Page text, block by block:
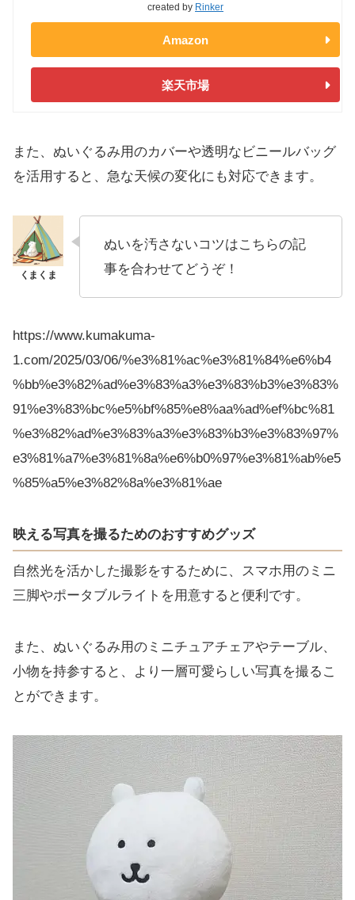
created by Rinker
Amazon
楽天市場
また、ぬいぐるみ用のカバーや透明なビニールバッグ
を活用すると、急な天候の変化にも対応できます。
ぬいを汚さないコツはこちらの記
事を合わせてどうぞ！
https://www.kumakuma-
1.com/2025/03/06/%e3%81%ac%e3%81%84%e6%b4
%bb%e3%82%ad%e3%83%a3%e3%83%b3%e3%83%
91%e3%83%bc%e5%bf%85%e8%aa%ad%ef%bc%81
%e3%82%ad%e3%83%a3%e3%83%b3%e3%83%97%
e3%81%a7%e3%81%8a%e6%b0%97%e3%81%ab%e5
%85%a5%e3%82%8a%e3%81%ae
映える写真を撮るためのおすすめグッズ
自然光を活かした撮影をするために、スマホ用のミニ
三脚やポータブルライトを用意すると便利です。
また、ぬいぐるみ用のミニチュアチェアやテーブル、
小物を持参すると、より一層可愛らしい写真を撮るこ
とができます。